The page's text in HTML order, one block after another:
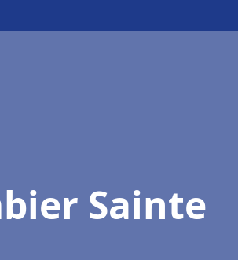
Sainte